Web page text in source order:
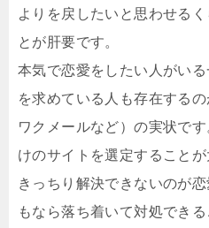
よりを戻したいと思わせる
とが肝要です。
本気で恋愛をしたい人がい
を求めている人も存在する
ワクメールなど）の実状で
けのサイトを選定することが
きっちり解決できないのが
もなら落ち着いて対処でき